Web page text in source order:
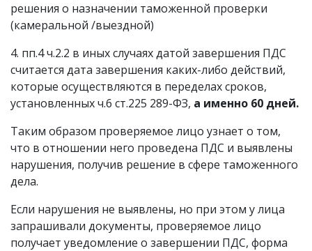
решения о назначении таможенной проверки
(камеральной /выездной)
4. пп.4 ч.2.2 в иных случаях датой завершения ПДС
считается дата завершения каких-либо действий,
которые осуществляются в переделах сроков,
установленных ч.6 ст.225 289-ФЗ, а именно 60 дней.
Таким образом проверяемое лицо узнает о том,
что в отношении него проведена ПДС и выявлены
нарушения, получив решение в сфере таможенного
дела.
Если нарушения не выявлены, но при этом у лица
запрашивали документы, проверяемое лицо
получает уведомление о завершении ПДС, форма